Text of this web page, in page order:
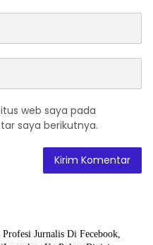
web saya pada
saya berikutnya.
Jurnalis Di Fecebook,